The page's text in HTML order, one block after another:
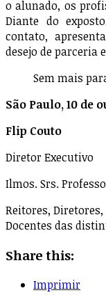
o alunado, os
Diante do
contato,
desejo de parceria
Sem mais para
São Paulo, 10 de
Flip Couto
Diretor Executivo
Ilmos. Srs.
Reitores,
Docentes das
Share this:
Imprimir